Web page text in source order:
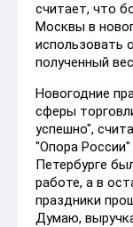
считает, что
Москвы в
использовать
полученный
Новогодние
сферы
успешно",
"Опора
Петербурге
работе, а в
праздники
Думаю,